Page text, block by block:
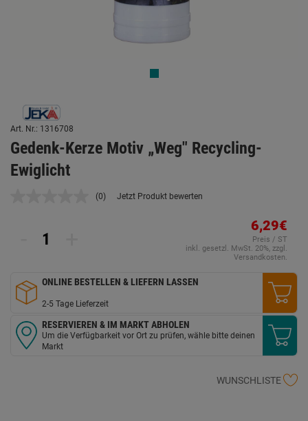
Art. Nr.: 1316708
Gedenk-Kerze Motiv „Weg" Recycling-
Ewiglicht
Kein
(0) Jetzt Produkt bewerten
6,29€
Preis / ST
inkl. gesetzl. MwSt. 20%, zzgl.
Versandkosten.
ONLINE BESTELLEN & LIEFERN LASSEN
2-5 Tage Lieferzeit
RESERVIEREN & IM MARKT ABHOLEN
Um die Verfügbarkeit vor Ort zu prüfen, wähle bitte deinen
Markt
WUNSCHLISTE